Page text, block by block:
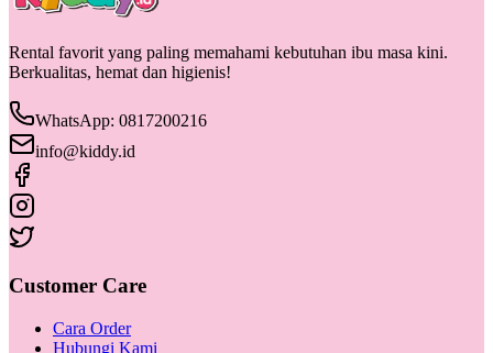
Rental favorit yang paling memahami kebutuhan ibu masa kini.
Berkualitas, hemat dan higienis!
WhatsApp: 0817200216
info@kiddy.id
Customer Care
Cara Order
Hubungi Kami